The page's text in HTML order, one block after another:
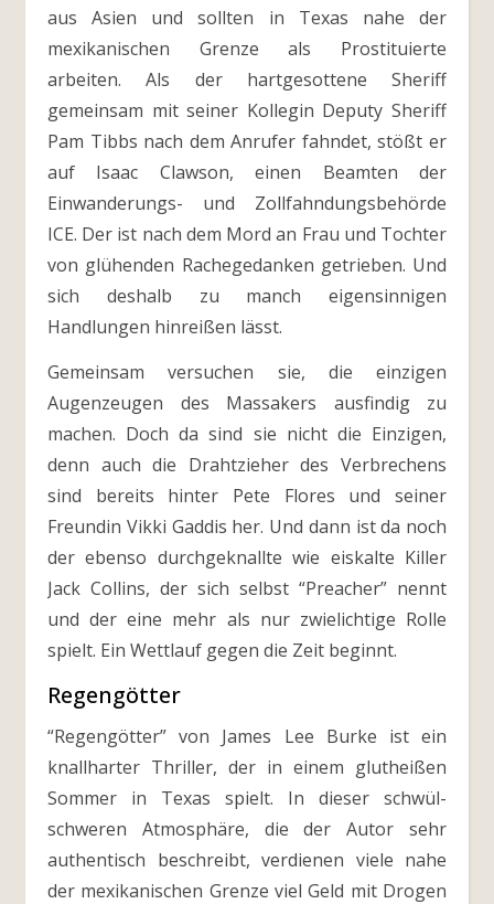
aus Asien und sollten in Texas nahe der
mexikanischen Grenze als Prostituierte
arbeiten. Als der hartgesottene Sheriff
gemeinsam mit seiner Kollegin Deputy Sheriff
Pam Tibbs nach dem Anrufer fahndet, stößt er
auf Isaac Clawson, einen Beamten der
Einwanderungs- und Zollfahndungsbehörde
ICE. Der ist nach dem Mord an Frau und Tochter
von glühenden Rachegedanken getrieben. Und
sich deshalb zu manch eigensinnigen
Handlungen hinreißen lässt.
Gemeinsam versuchen sie, die einzigen
Augenzeugen des Massakers ausfindig zu
machen. Doch da sind sie nicht die Einzigen,
denn auch die Drahtzieher des Verbrechens
sind bereits hinter Pete Flores und seiner
Freundin Vikki Gaddis her. Und dann ist da noch
der ebenso durchgeknallte wie eiskalte Killer
Jack Collins, der sich selbst “Preacher” nennt
und der eine mehr als nur zwielichtige Rolle
spielt. Ein Wettlauf gegen die Zeit beginnt.
Regengötter
“Regengötter” von James Lee Burke ist ein
knallharter Thriller, der in einem glutheißen
Sommer in Texas spielt. In dieser schwül-
schweren Atmosphäre, die der Autor sehr
authentisch beschreibt, verdienen viele nahe
der mexikanischen Grenze viel Geld mit Drogen